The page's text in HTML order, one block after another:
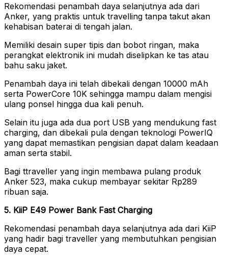
Rekomendasi penambah daya selanjutnya ada dari
Anker, yang praktis untuk travelling tanpa takut akan
kehabisan baterai di tengah jalan.
Memiliki desain super tipis dan bobot ringan, maka
perangkat elektronik ini mudah diselipkan ke tas atau
bahu saku jaket.
Penambah daya ini telah dibekali dengan 10000 mAh
serta PowerCore 10K sehingga mampu dalam mengisi
ulang ponsel hingga dua kali penuh.
Selain itu juga ada dua port USB yang mendukung fast
charging, dan dibekali pula dengan teknologi PowerIQ
yang dapat memastikan pengisian dapat dalam keadaan
aman serta stabil.
Bagi ttraveller yang ingin membawa pulang produk
Anker 523, maka cukup membayar sekitar Rp289
ribuan saja.
5. KiiP E49 Power Bank Fast Charging
Rekomendasi penambah daya selanjutnya ada dari KiiP
yang hadir bagi traveller yang membutuhkan pengisian
daya cepat.